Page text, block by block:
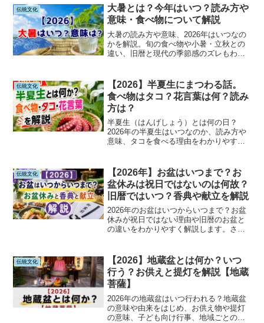
紹介します。
伝統文化
大暑とは？今年はいつ？読み方や
意味・食べ物について解説
大暑の読み方や意味、2026年はいつなの
かを解説。旬の食べ物や小暑・立秋との
違い、旧暦と現代の季節感のズレもわか
伝統文化
【2026】半夏生にまつわる話。
食べ物はタコ？花言葉は何？読み
方は？
半夏生（はんげしょう）とは何の日？
2026年の半夏生はいつなのか、読み方や
意味、タコを食べる理由をわかりやすく
係、各地に伝わる風習や言い伝えについ
ても紹介します。日本の季節文化を知り
たい方におすすめの記事です。
伝統文化
【2026年】お盆はいつまで？お
盆休みは祝日ではないのは何故？
旧暦ではいつ？香典や献立を解説
2026年のお盆はいつからいつまで？お盆
休みが祝日ではない理由や旧暦のお盆と
の違いをわかりやすく解説します。さら
詳しく紹介。お盆に関する疑問をまとめ
て解決できる完全ガイドです。
伝統文化
【2026】地蔵盆とは何か？いつ
行う？お供えと提灯を解説【地蔵
菩薩】
2026年の地蔵盆はいつ行われる？地蔵盆
の意味や由来をはじめ、お供え物や提灯
の意味、子ども向け行事、地域ごとの違